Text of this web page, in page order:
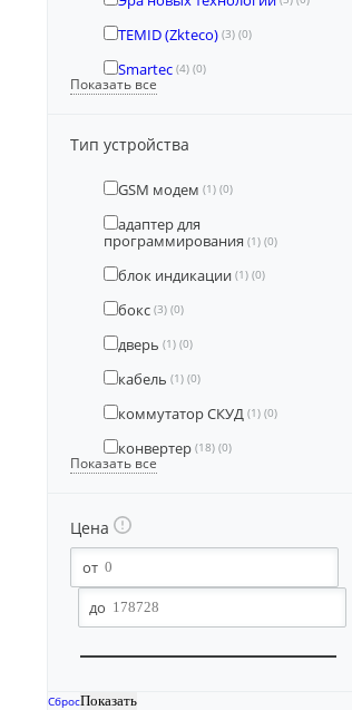
TEMID (Zkteco) (3) (0)
Smartec (4) (0)
Показать все
Тип устройства
GSM модем (1) (0)
адаптер для
программирования (1) (0)
блок индикации (1) (0)
бокс (3) (0)
дверь (1) (0)
кабель (1) (0)
коммутатор СКУД (1) (0)
конвертер (18) (0)
Показать все
Цена
Сброс